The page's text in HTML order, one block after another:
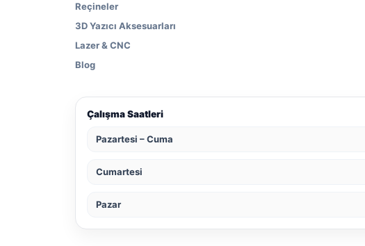
Reçineler
3D Yazıcı Aksesuarları
Lazer & CNC
Blog
Çalışma Saatleri
Pazartesi – Cuma
Cumartesi
Pazar